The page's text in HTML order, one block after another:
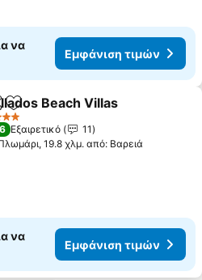
να
Εμφάνιση τιμών
Προσθήκη στα αγαπημένα
Beach Villas
Εξαιρετικό
11
19.8 χλμ. από: Βαρειά
να
Εμφάνιση τιμών